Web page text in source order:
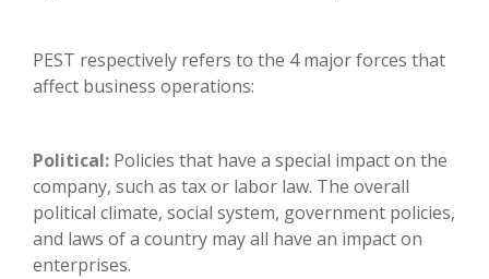
PEST respectively refers to the 4 major forces that
affect business operations:
Political: Policies that have a special impact on the
company, such as tax or labor law. The overall
political climate, social system, government policies,
and laws of a country may all have an impact on
enterprises.